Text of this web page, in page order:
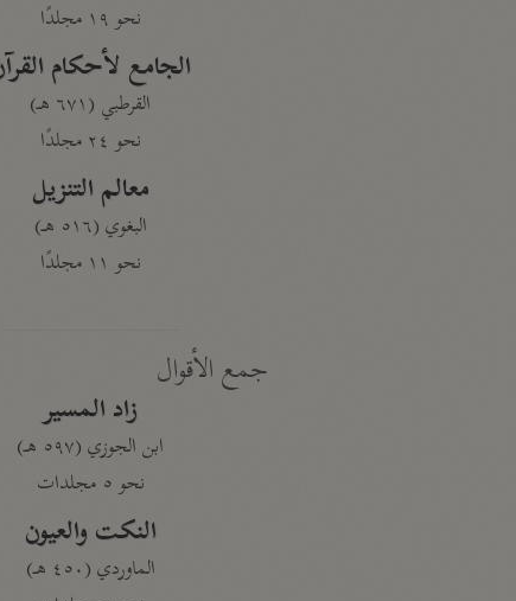
نحو ١٩ مجلدًا
الجامع لأحكام
القرطبي (٦٧١ هـ)
نحو ٢٤ مجلدًا
معالم التنزيل
البغوي (٥١٦ هـ)
نحو ١١ مجلدًا
جمع الأقوال
زاد المسير
ابن الجوزي (٥٩٧ هـ)
نحو ٥ مجلدات
النكت والعيون
الماوردي (٤٥٠ هـ)